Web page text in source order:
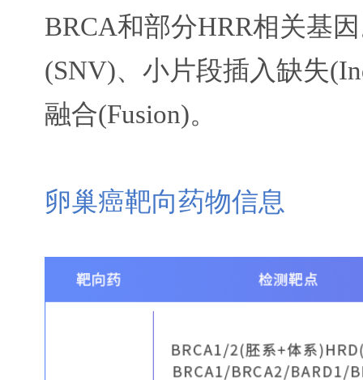
BRCA和部分HRR相关基
(SNV)、小片段插入缺失
融合(Fusion)。
卵巢癌靶向药物信息